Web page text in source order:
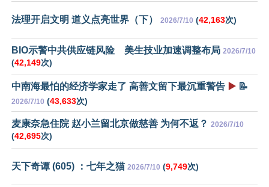
法理开启文明 道义点亮世界（下） 2026/7/10 (42,163次)
BIO示警中共供应链风险 美生技业加速调整布局 2026/7/10
(42,149次)
中南海最怕的经济学家走了 高善文留下最沉重警告 ▶️ 📝
2026/7/10 (43,633次)
麦康奈急住院 赵小兰留北京做慈善 为何不返？ 2026/7/10
(42,695次)
天下奇谭 (605) ：七年之猫 2026/7/10 (9,749次)